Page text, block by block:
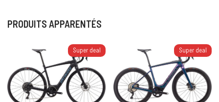
PRODUITS APPARENTÉS
Super deal Super deal